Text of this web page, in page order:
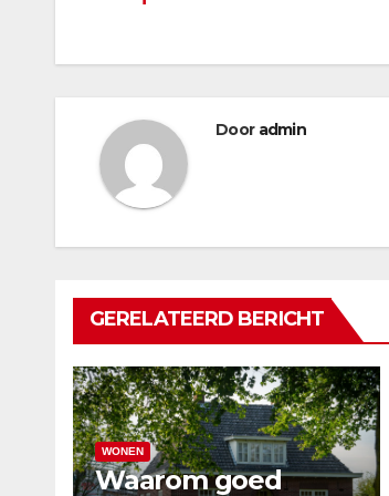
Door admin
GERELATEERD BERICHT
WONEN
Waarom goed